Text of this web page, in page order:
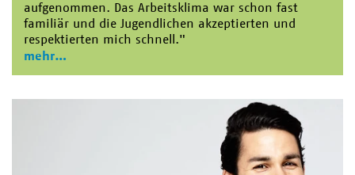
aufgenommen. Das Arbeitsklima war schon fast
familiär und die Jugendlichen akzeptierten und
respektierten mich schnell."
mehr